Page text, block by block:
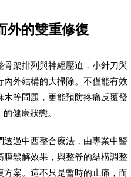
外的雙重修復
架排列與神經壓迫，小針刀與
外結構的大掃除。不僅能有效
等問題，更能預防疼痛反覆發
健康狀態。
過中西整合療法，由專業中醫
鬆解效果，與整脊的結構調整
案。這不只是暫時的止痛，而